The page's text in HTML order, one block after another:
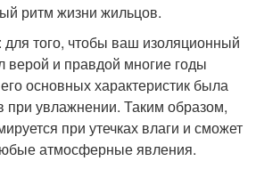
ритм жизни жильцов.
того, чтобы ваш изоляционный
верой и правдой многие годы
основных характеристик была
при увлажнении. Таким образом,
при утечках влаги и сможет
атмосферные явления.